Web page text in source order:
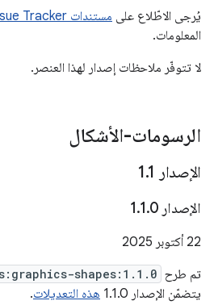
يُرجى الاطّلاع على مستندات Issue Tracker
المعلومات.
لا تتوفّر ملاحظات إصدار لهذا العنصر.
الرسومات-الأشكال
الإصدار 1 .1
الإصدار 1 .1.0
‫22 أكتوبر 2025
تم طرح shapes:1.1.0
يتضمّن الإصدار 1.1.0
هذه التعديلات.